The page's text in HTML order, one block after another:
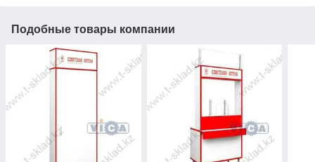
Подобные товары компании